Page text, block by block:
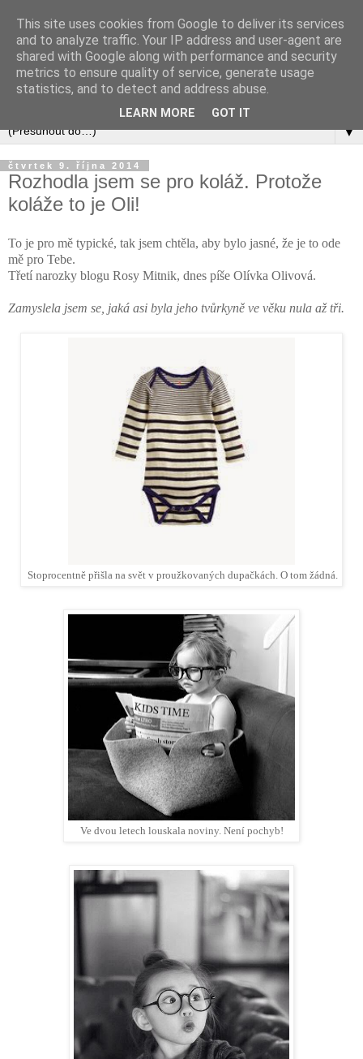
▼
čtvrtek 9. října 2014
Rozhodla jsem se pro koláž. Protože
koláže to je Oli!
To je pro mě typické, tak jsem chtěla, aby bylo jasné, že je to ode
mě pro Tebe.
Třetí narozky blogu Rosy Mitnik, dnes píše Olívka Olivová.
Zamyslela jsem se, jaká asi byla jeho tvůrkyně ve věku nula až tři.
Stoprocentně přišla na svět v proužkovaných dupačkách. O tom žádná.
Ve dvou letech louskala noviny. Není pochyb!
This site uses cookies from Google to deliver its services
and to analyze traffic. Your IP address and user-agent are
shared with Google along with performance and security
metrics to ensure quality of service, generate usage
statistics, and to detect and address abuse.
LEARN MORE GOT IT